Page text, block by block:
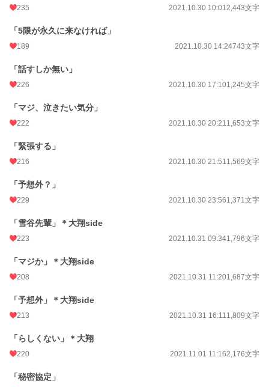
235 2021.10.30 10:012,443文字
「5限が永久に来なければ」
189 2021.10.30 14:24743文字
「話すしか無い」
226 2021.10.30 17:101,245文字
「マジ、泣きたい気分」
222 2021.10.30 20:211,653文字
「緊張する」
216 2021.10.30 21:511,569文字
「予想外？」
229 2021.10.30 23:561,371文字
「雪谷先輩」＊大翔side
223 2021.10.31 09:341,796文字
「マジか」＊大翔side
208 2021.10.31 11:201,687文字
「予想外」＊大翔side
213 2021.10.31 16:111,809文字
「らしくない」＊大翔
220 2021.11.01 11:162,176文字
「秘密協定」